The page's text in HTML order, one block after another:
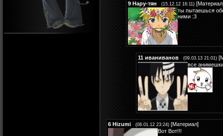
9 Нару-тян (15.12.12 16:11) [Материал
ты пытаешься
ними :3
11 иваниванов (09.03.13 21:01) [
все
6 Hizumi (08.01.12 23:24) [Материал]
Вот Вот!!!